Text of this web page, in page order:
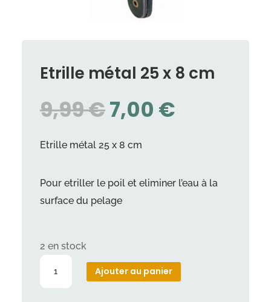
Etrille métal 25 x 8 cm
9,99€LE
PRIX
INITIAL
9,99 €.
7,00 €LE
7,00 €.
Etrille métal 25 x 8 cm
Pour etriller le poil et eliminer l’eau à la
surface du pelage
2 en stock
Ajouter au panier